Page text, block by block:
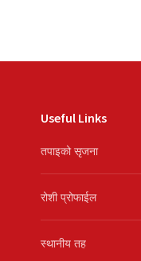
Useful Links
तपाइको सृजना
रोशी प्रोफाईल
स्थानीय तह